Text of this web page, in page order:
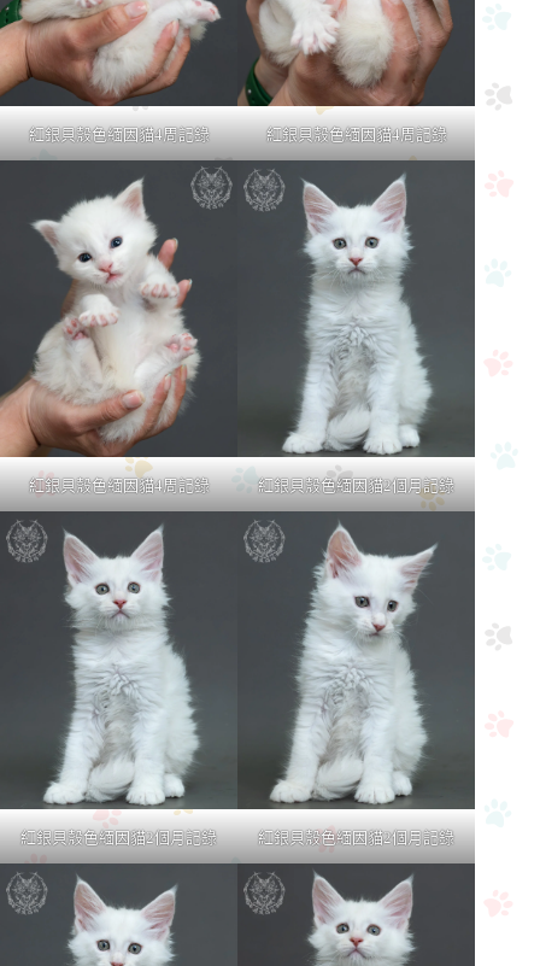
紅銀貝殼色緬因貓4周記錄 紅銀貝殼色緬因貓4周記錄
紅銀貝殼色緬因貓4周記錄 紅銀貝殼色緬因貓2個月記錄
紅銀貝殼色緬因貓2個月記錄 紅銀貝殼色緬因貓2個月記錄